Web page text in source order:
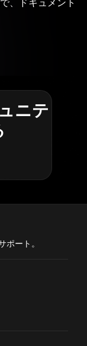
、ドキュメント
ニテ
ポート。